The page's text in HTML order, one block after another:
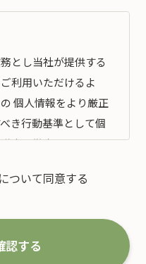
とし当社が提供する
利用いただけるよ
個人情報をより厳正
き行動基準として個
守の徹底を図りま
ついて同意する
認する